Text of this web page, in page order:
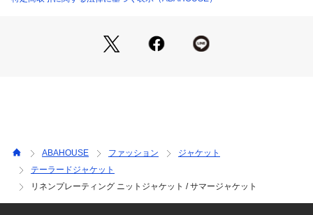
【コーディネート】
ABAHOUSE ファッション
ジャケット
テーラードジャケット
リネンプレーティング ニットジャケット / サマージャケット